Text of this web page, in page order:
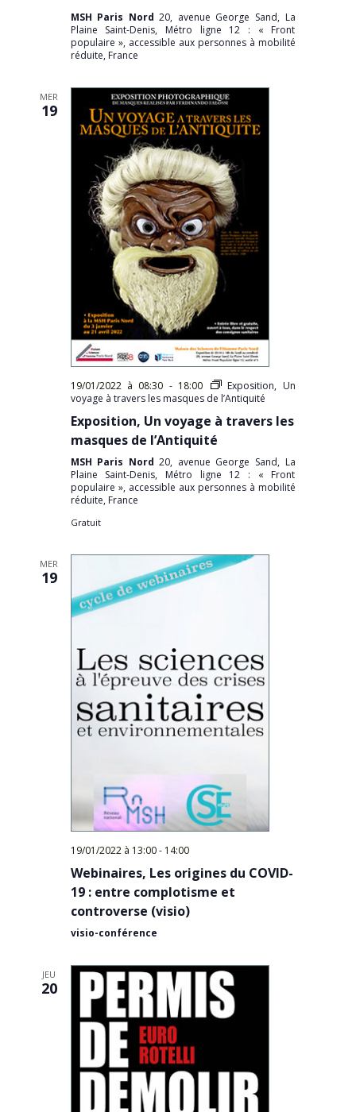
MSH Paris Nord20, avenue George Sand, La
Plaine Saint-Denis, Métro ligne 12 : « Front
populaire », accessible aux personnes à mobilité
réduite, France
MER
19
19/01/2022 à 08:30 - 18:00
Exposition, Un
voyage à travers les masques de l’Antiquité
Exposition, Un voyage à travers les
masques de l’Antiquité
MSH Paris Nord20, avenue George Sand, La
Plaine Saint-Denis, Métro ligne 12 : « Front
populaire », accessible aux personnes à mobilité
réduite, France
Gratuit
MER
19
19/01/2022 à 13:00- 14:00
Webinaires, Les origines du COVID-
19 : entre complotisme et
controverse (visio)
visio-conférence
JEU
20